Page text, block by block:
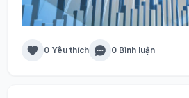
0 Yêu thích 0 Bình luận